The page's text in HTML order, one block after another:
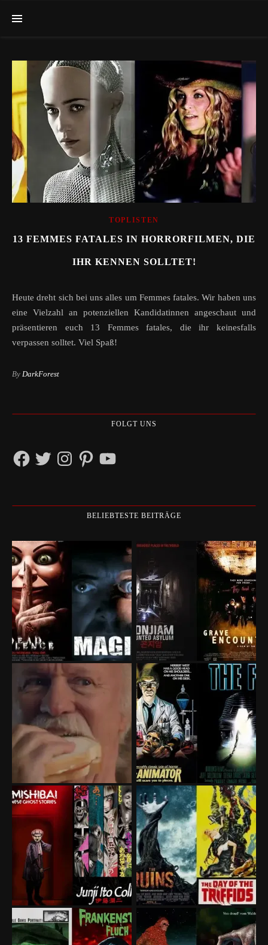
TOPLISTEN
13 FEMMES FATALES IN HORRORFILMEN, DIE
IHR KENNEN SOLLTET!
Heute dreht sich bei uns alles um Femmes fatales. Wir haben uns
eine Vielzahl an potenziellen Kandidatinnen angeschaut und
präsentieren euch 13 Femmes fatales, die ihr keinesfalls
verpassen solltet. Viel Spaß!
By DarkForest
FOLGT UNS
FacebookTwitterInstagramPinterestYouTube
BELIEBTESTE BEITRÄGE